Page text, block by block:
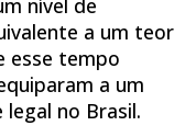
nível de
a um teor
esse tempo
a um
no Brasil.